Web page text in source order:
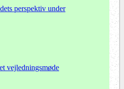
perspektiv under
vejledningsmøde